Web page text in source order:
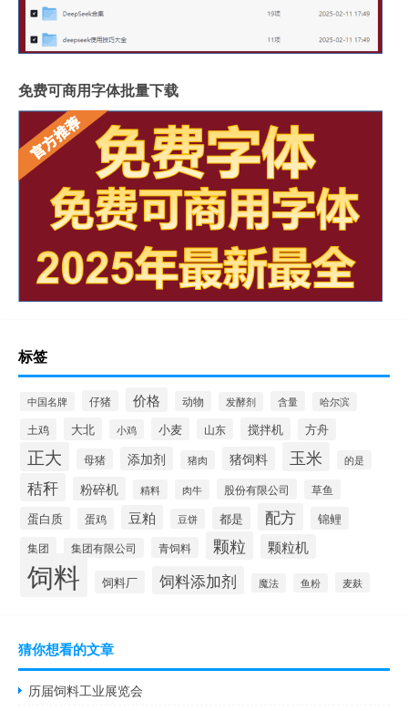
免费可商用字体批量下载
标签
中国名牌 仔猪 价格 动物 发酵剂 含量 哈尔滨
土鸡 大北 小鸡 小麦 山东 搅拌机 方舟
正大 母猪 添加剂 猪肉 猪饲料 玉米 的是
秸秆 粉碎机 精料 肉牛 股份有限公司 草鱼
蛋白质 蛋鸡 豆粕 豆饼 都是 配方 锦鲤
集团 集团有限公司 青饲料 颗粒 颗粒机
饲料 饲料厂 饲料添加剂 魔法 鱼粉 麦麸
猜你想看的文章
历届饲料工业展览会